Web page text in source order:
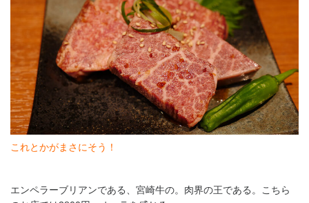
これとかがまさにそう！
エンペラーブリアンである、宮崎牛の。肉界の王である。こちら